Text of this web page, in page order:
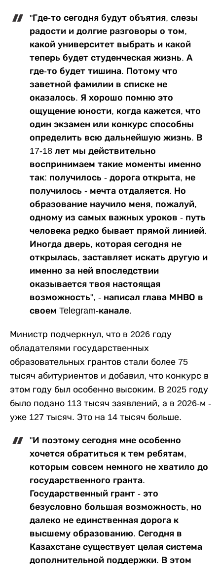
"Где-то сегодня будут объятия, слезы
радости и долгие разговоры о том,
какой университет выбрать и какой
теперь будет студенческая жизнь. А
где-то будет тишина. Потому что
заветной фамилии в списке не
оказалось. Я хорошо помню это
ощущение юности, когда кажется, что
один экзамен или конкурс способны
определить всю дальнейшую жизнь. В
17-18 лет мы действительно
воспринимаем такие моменты именно
так: получилось - дорога открыта, не
получилось - мечта отдаляется. Но
образование научило меня, пожалуй,
одному из самых важных уроков - путь
человека редко бывает прямой линией.
Иногда дверь, которая сегодня не
открылась, заставляет искать другую и
именно за ней впоследствии
оказывается твоя настоящая
возможность", - написал глава МНВО в
своем Telegram-канале.
Министр подчеркнул, что в 2026 году
обладателями государственных
образовательных грантов стали более 75
тысяч абитуриентов и добавил, что конкурс в
этом году был особенно высоким. В 2025 году
было подано 113 тысяч заявлений, а в 2026-м -
уже 127 тысяч. Это на 14 тысяч больше.
"И поэтому сегодня мне особенно
хочется обратиться к тем ребятам,
которым совсем немного не хватило до
государственного гранта.
Государственный грант - это
безусловно большая возможность, но
далеко не единственная дорога к
высшему образованию. Сегодня в
Казахстане существует целая система
дополнительной поддержки. В этом